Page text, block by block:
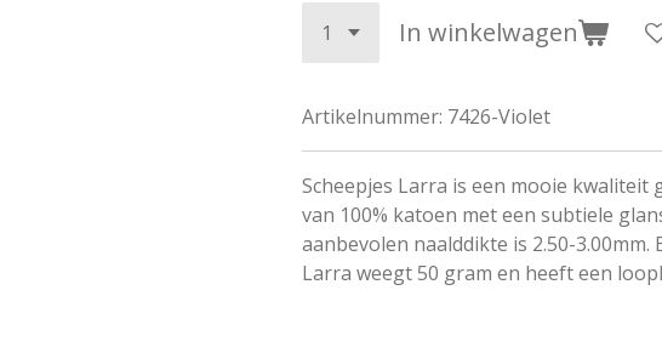
In winkelwagen
Artikelnummer: 7426-Violet
Scheepjes Larra is een mooie kwaliteit
van 100% katoen met een subtiele
aanbevolen naalddikte is 2.50-3.00mm.
Larra weegt 50 gram en heeft een